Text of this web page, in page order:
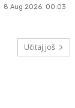
8 Aug 2026. 00:03
Učitaj još